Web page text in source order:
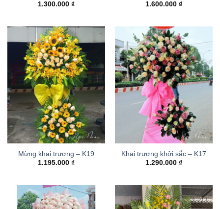
1.300.000 ₫
1.600.000 ₫
Mừng khai trương – K19
1.195.000 ₫
Khai trương khởi sắc – K17
1.290.000 ₫